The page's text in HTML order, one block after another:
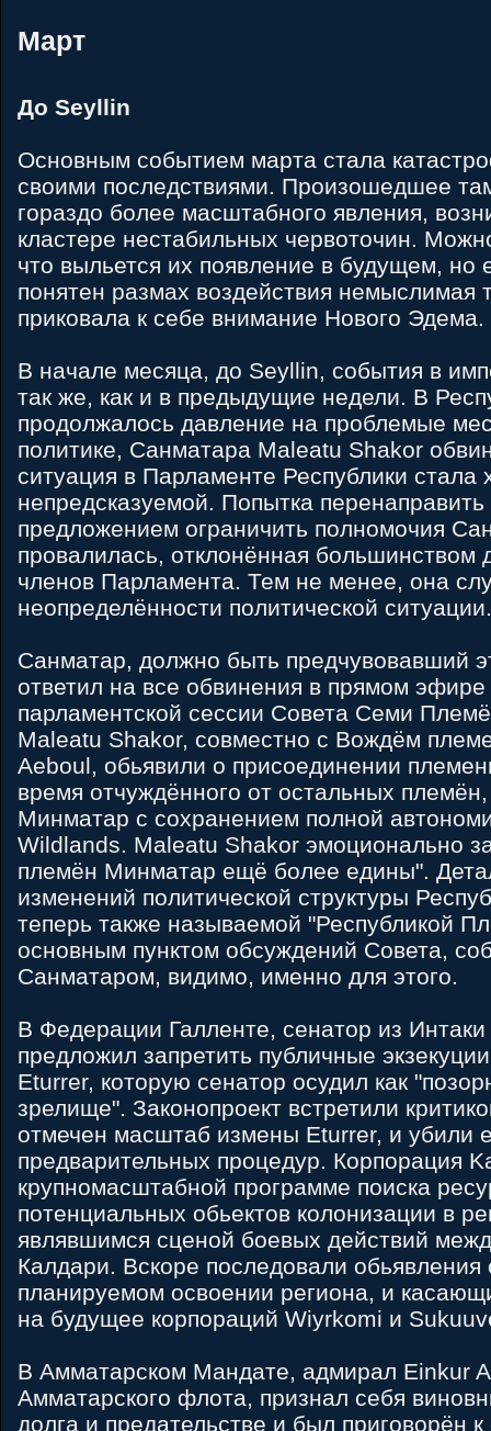
Март
До Seyllin
Основным событием марта стала
своими последствиями. Произошедшее
гораздо более масштабного явления,
кластере нестабильных червоточин.
что выльется их появление в будущем, но
понятен размах воздействия немыслимая
приковала к себе внимание Нового Эдема.
В начале месяца, до Seyllin, события в
так же, как и в предыдущие недели. В
продолжалось давление на проблемые
политике, Санматара Maleatu Shakor
ситуация в Парламенте Республики стала
непредсказуемой. Попытка
предложением ограничить полномочия
провалилась, отклонённая большинством
членов Парламента. Тем не менее, она
неопределённости политической ситуации.
Санматар, должно быть предчувовавший
ответил на все обвинения в прямом
парламентской сессии Совета Семи
Maleatu Shakor, совместно с Вождём
Aeboul, обьявили о присоединении
время отчуждённого от остальных племён,
Минматар с сохранением полной
Wildlands. Maleatu Shakor эмоционально
племён Минматар ещё более едины".
изменений политической структуры
теперь также называемой "Республикой
основным пунктом обсуждений Совета,
Санматаром, видимо, именно для этого.
В Федерации Галленте, сенатор из
предложил запретить публичные
Eturrer, которую сенатор осудил как
зрелище". Законопроект встретили
отмечен масштаб измены Eturrer, и убили
предварительных процедур. Корпорация
крупномасштабной программе поиска
потенциальных обьектов колонизации в
являвшимся сценой боевых действий
Калдари. Вскоре последовали обьявления
планируемом освоении региона, и
на будущее корпораций Wiyrkomi и
В Амматарском Мандате, адмирал Einkur
Амматарского флота, признал себя
долга и предательстве и был приговорён